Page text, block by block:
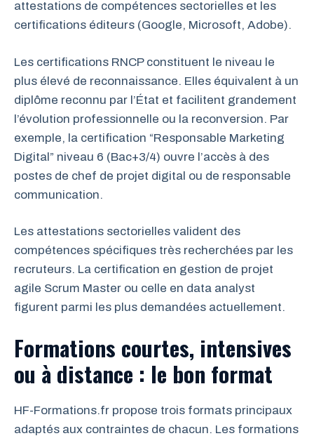
attestations de compétences sectorielles et les
certifications éditeurs (Google, Microsoft, Adobe).
Les certifications RNCP constituent le niveau le
plus élevé de reconnaissance. Elles équivalent à un
diplôme reconnu par l’État et facilitent grandement
l’évolution professionnelle ou la reconversion. Par
exemple, la certification “Responsable Marketing
Digital” niveau 6 (Bac+3/4) ouvre l’accès à des
postes de chef de projet digital ou de responsable
communication.
Les attestations sectorielles valident des
compétences spécifiques très recherchées par les
recruteurs. La certification en gestion de projet
agile Scrum Master ou celle en data analyst
figurent parmi les plus demandées actuellement.
Formations courtes, intensives
ou à distance : le bon format
HF-Formations.fr propose trois formats principaux
adaptés aux contraintes de chacun. Les formations